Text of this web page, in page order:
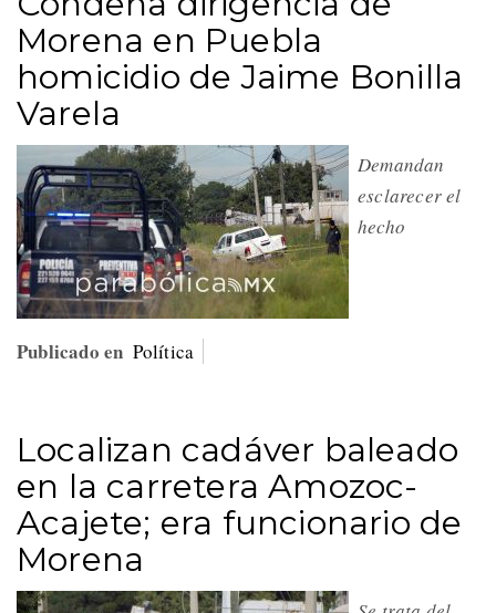
Morena en Puebla
homicidio de Jaime Bonilla
Varela
Demandan
esclarecer el
hecho
Publicado en Política
Localizan cadáver baleado
en la carretera Amozoc-
Acajete; era funcionario de
Morena